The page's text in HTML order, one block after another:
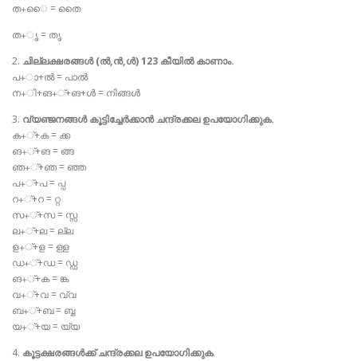
ത+ൈ = തൈ
ത+ൃ = തൃ
2. ചില്ലക്ഷരങ്ങൾ (ൽ,ൻ,ൾ) 123 കീയിൽ കാണാം.
പ+ാ+ൽ = പാൽ
ന+ി+ങ+്+ങ+ൾ = നിങ്ങൾ
3. വ്യഞ്ജനങ്ങൾ കൂട്ടിച്ചേർക്കാൻ ചന്ദ്രക്കല ഉപയോഗിക്കുക.
ക+്+ക = ക്ക
ങ+്+ങ = ങ്ങ
ഞ+്+ഞ = ഞ്ഞ
പ+്+പ = പ്പ
റ+്+റ = റ്റ
സ+്+സ = സ്സ
ല+്+ല = ല്ല
ള+്+ള = ള്ള
ഡ+്+ഡ = ഡ്ഡ
ങ+്+ക = ങ്ക
വ+്+വ = വ്വ
ബ+്+ബ = ബ്ബ
യ+്+യ = യ്യ
4. കൂട്ടക്ഷരങ്ങൾക്ക് ചന്ദ്രക്കല ഉപയോഗിക്കുക.